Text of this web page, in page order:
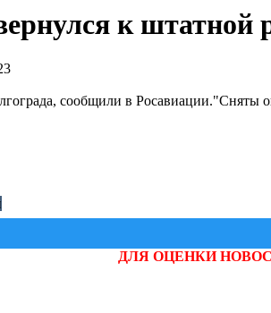
к штатной
сообщили в Росавиации."Сняты
ДЛЯ ОЦЕНКИ